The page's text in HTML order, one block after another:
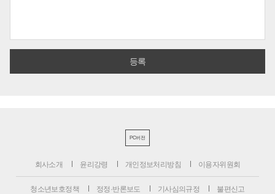
PC버전
회사소개 윤리강령 개인정보처리방침 이용자위원회
청소년보호정책 정정·반론보도 기사심의규정 불편신고